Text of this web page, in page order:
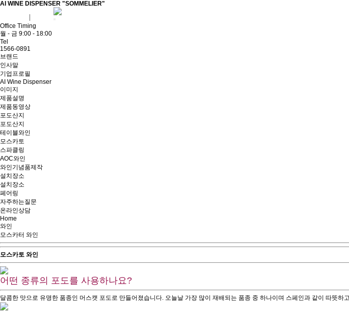
AI WINE DISPENSER "SOMMELIER"
Office Timing
월 - 금 9:00 - 18:00
Tel
1566-0891
브랜드
인사말
기업프로필
AI Wine Dispenser
이미지
제품설명
제품동영상
포도산지
포도산지
테이블와인
모스카토
스파클링
AOC와인
와인기념품제작
설치장소
설치장소
페어링
자주하는질문
온라인상담
Home
와인
모스카터 와인
모스카토 와인
어떤 종류의 포도를 사용하나요?
달콤한 맛으로 유명한 품종인 머스캣 포도로 만들어졌습니다. 오늘날 가장 많이 재배되는 품종 중 하나이며 스페인과 같이 따뜻